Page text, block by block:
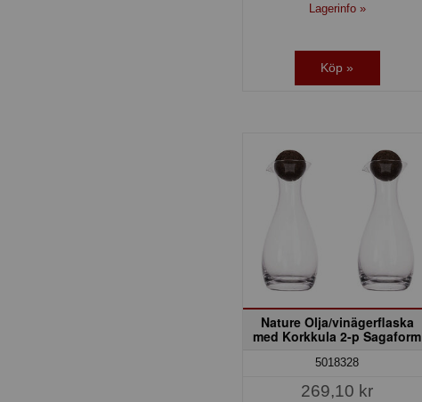
Lagerinfo »
Köp »
Nature Olja/vinägerflaska
med Korkkula 2-p Sagaform
5018328
269,10 kr